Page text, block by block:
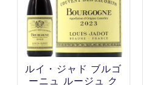
ルイ・ジャド ブルゴ
ーニュ ルージュ ク